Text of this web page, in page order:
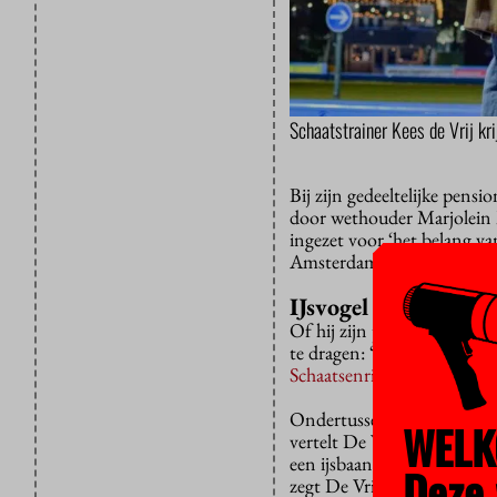
Schaatstrainer Kees de Vrij
Bij zijn gedeeltelijke
door wethouder
ingezet voor ‘het belang
Amsterdammers’, zo staat
IJsvogel
Of hij zijn pupillen nog
te dragen: “
Glad en wijd
Schaatsenrijden
van Clara
Ondertussen lopen we
vertelt De Vrij. Het is een
een ijsbaan zou moeten
zegt De Vrij. Het buiten